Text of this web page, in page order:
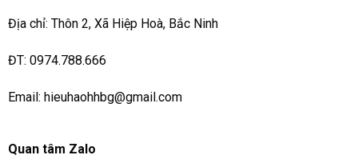
Địa chỉ: Thôn 2, Xã Hiệp Hoà, Bắc Ninh
ĐT: 0974.788.666
Email: hieuhaohhbg@gmail.com
Quan tâm Zalo